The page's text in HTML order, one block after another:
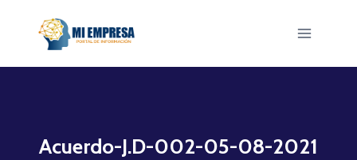
Acuerdo-J.D-002-05-08-2021